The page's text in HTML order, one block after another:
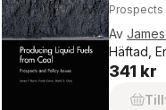
Prospects
Av
Häftad,
341 kr